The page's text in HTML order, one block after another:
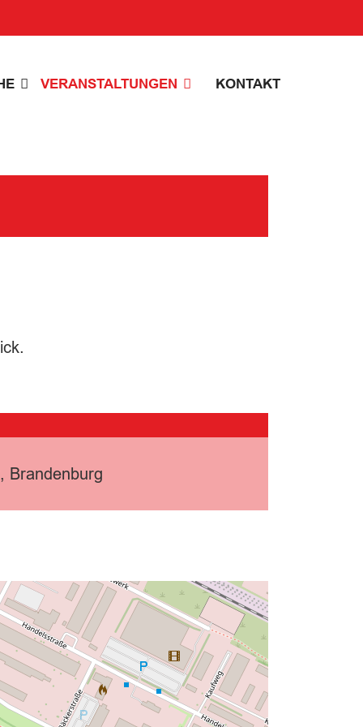
VERANSTALTUNGEN KONTAKT
Brandenburg